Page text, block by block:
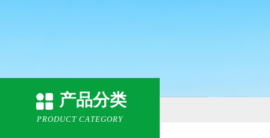
产品分类
PRODUCT CATEGORY